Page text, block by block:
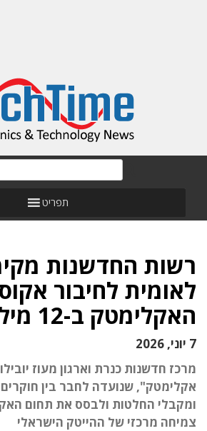
תפריט
רשות החדשנות
לאומית לחיבור
האקלימטק ב-12 מיליון שקל
7 יוני, 2026
מרכז חדשנות כנרת וארגון מעוז
אקלימטק", שנועדה לחבר בין
ומקבלי החלטות ולבסס את תחום
צמיחה מרכזי של ההייטק הישראלי